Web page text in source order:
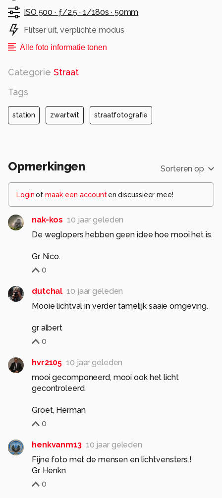
ISO 500 · ƒ/2.5 · 1/180s · 50mm
Flitser uit, verplichte modus
Alle foto informatie tonen
Categorie Straat
Tags
station zwartwit straatfotografie
Opmerkingen Sorteren op
Loginof maak een account en discussieer mee!
nak-kos 10 jaar geleden
De weglopers hebben geen idee hoe mooi het is.
Gr. Nico.
0
dutchal 10 jaar geleden
Mooie lichtval in verder tamelijk saaie omgeving.
gr albert
0
hvr2105 10 jaar geleden
mooi gecomponeerd, mooi ook het licht
gecontroleerd.
Groet, Herman
0
henkvanm13 10 jaar geleden
Fijne foto met de mensen en lichtvensters.!
Gr. Henkn
0